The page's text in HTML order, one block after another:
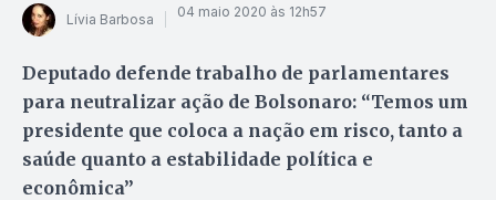
Lívia Barbosa 04 maio 2020 às 12h57
Deputado defende trabalho de parlamentares
para neutralizar ação de Bolsonaro: “Temos um
presidente que coloca a nação em risco, tanto a
saúde quanto a estabilidade política e
econômica”